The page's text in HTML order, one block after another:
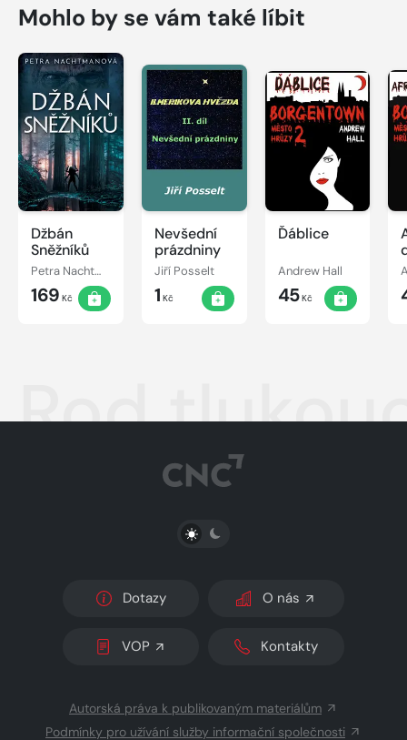
Mohlo by se vám také líbit
Džbán
Sněžníků
Petra Nachtmanová
169 Kč
Nevšední
prázdniny
Jiří Posselt
1 Kč
Ďáblice
Andrew Hall
45Kč
Rod
PŘEPNOUT SVĚTLÝ/TMAVÝ REŽIM
Dotazy O nás
VOP Kontakty
Autorská práva k publikovaným materiálům
Podmínky pro užívání služby informační společnosti